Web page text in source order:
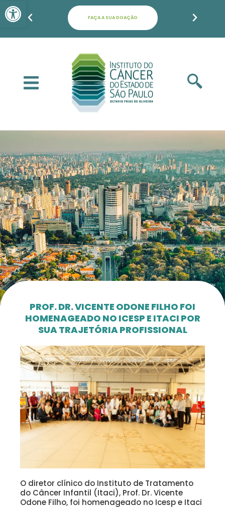
Barra de Ferramentas
FAÇA A SUA DOAÇÃO
PROF. DR. VICENTE ODONE FILHO FOI
HOMENAGEADO NO ICESP E ITACI POR
SUA TRAJETÓRIA PROFISSIONAL
O diretor clínico do Instituto de Tratamento
do Câncer Infantil (Itaci), Prof. Dr. Vicente
Odone Filho, foi homenageado no Icesp e Itaci